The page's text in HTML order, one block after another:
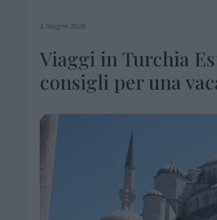
2 Giugno 2026
Viaggi in Turchia
consigli per una